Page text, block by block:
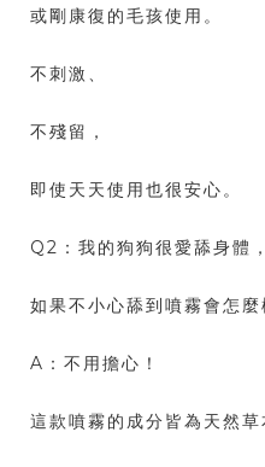
或剛康復的毛孩使用。
不刺激、
不殘留，
即使天天使用也很安心。
Q2：我的狗狗很愛舔身體，
如果不小心舔到噴霧會怎麼
A：不用擔心！
這款噴霧的成分皆為天然草